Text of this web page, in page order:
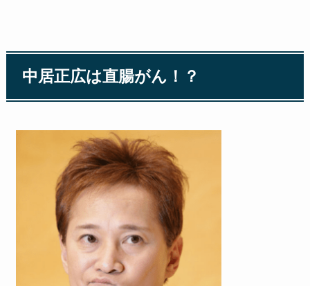
中居正広は直腸がん！？